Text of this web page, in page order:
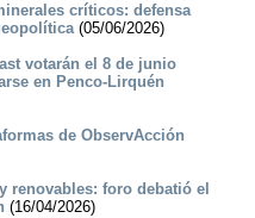
críticos: defensa
(05/06/2026)
votarán el 8 de junio
en Penco-Lirquén
de ObservAcción
renovables: foro debatió el
(16/04/2026)